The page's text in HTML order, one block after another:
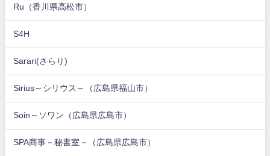
Ru（香川県高松市）
S4H
Sarari(さらり)
Sirius～シリウス～（広島県福山市）
Soin～ソワン（広島県広島市）
SPA商事－秘書室－（広島県広島市）